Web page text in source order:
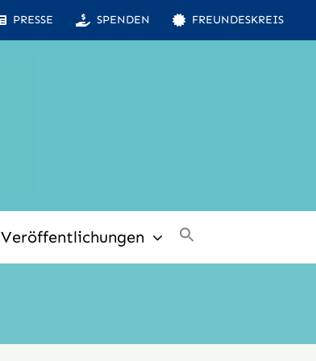
PRESSE SPENDEN FREUNDESKREIS
Veröffentlichungen